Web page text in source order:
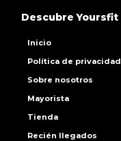
Inicio
Política de privacidad
Sobre nosotros
Mayorista
Tienda
Recién llegados
Descubre Yoursfit